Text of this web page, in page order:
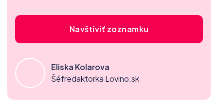
Navštíviť zoznamku
Eliska Kolarova
Šéfredaktorka Lovino.sk